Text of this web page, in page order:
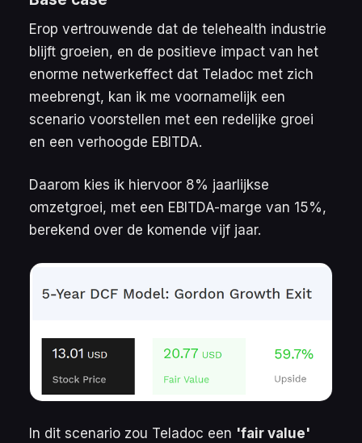
Erop vertrouwende dat de telehealth industrie
blijft groeien, en de positieve impact van het
enorme netwerkeffect dat Teladoc met zich
meebrengt, kan ik me voornamelijk een
scenario voorstellen met een redelijke groei
en een verhoogde EBITDA.
Daarom kies ik hiervoor 8% jaarlijkse
omzetgroei, met een EBITDA-marge van 15%,
berekend over de komende vijf jaar.
In dit scenario zou Teladoc een 'fair value'